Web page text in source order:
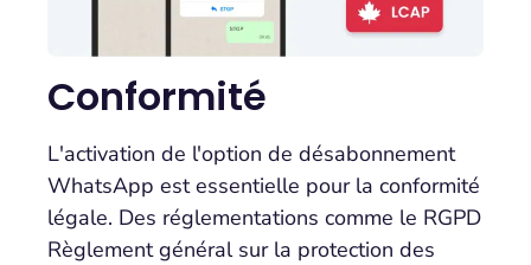
Conformité
L'activation de l'option de désabonnement
WhatsApp est essentielle pour la conformité
légale. Des réglementations comme le RGPD
Règlement général sur la protection des